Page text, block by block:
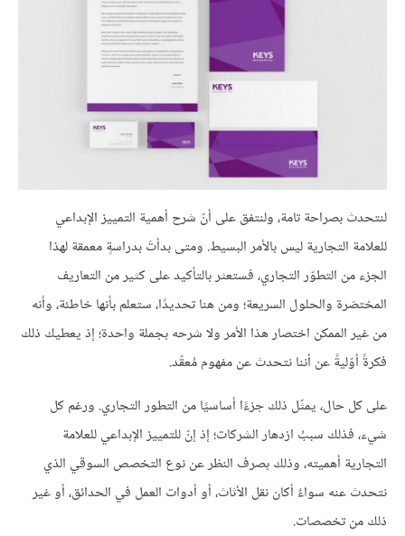
لنتحدث بصراحة تامة، ولنتفق على أنّ شرح أهمية التمييز الإبداعي
للعلامة التجارية ليس بالأمر البسيط. ومتى بدأتَ بدراسةٍ معمقة لهذا
الجزء من التطوّر التجاري، فستعثر بالتأكيد على كثير من التعاريف
المختصَرة والحلول السريعة؛ ومن هنا تحديدًا، ستعلم بأنها خاطئة، وأنه
من غير الممكن اختصار هذا الأمر ولا شرحه بجملة واحدة؛ إذ يعطيك ذلك
فكرةً أوّليةً عن أننا نتحدث عن مفهوم مُعقّد.
على كل حال، يمثّل ذلك جزءًا أساسيًا من التطور التجاري. ورغم كل
شيء، فذلك سببُ ازدهار الشركات؛ إذ إنّ للتمييز الإبداعي للعلامة
التجارية أهميته، وذلك بصرف النظر عن نوع التخصص السوقي الذي
نتحدث عنه سواءٌ أكان نقل الأثاث، أو أدوات العمل في الحدائق، أو غير
ذلك من تخصصات.